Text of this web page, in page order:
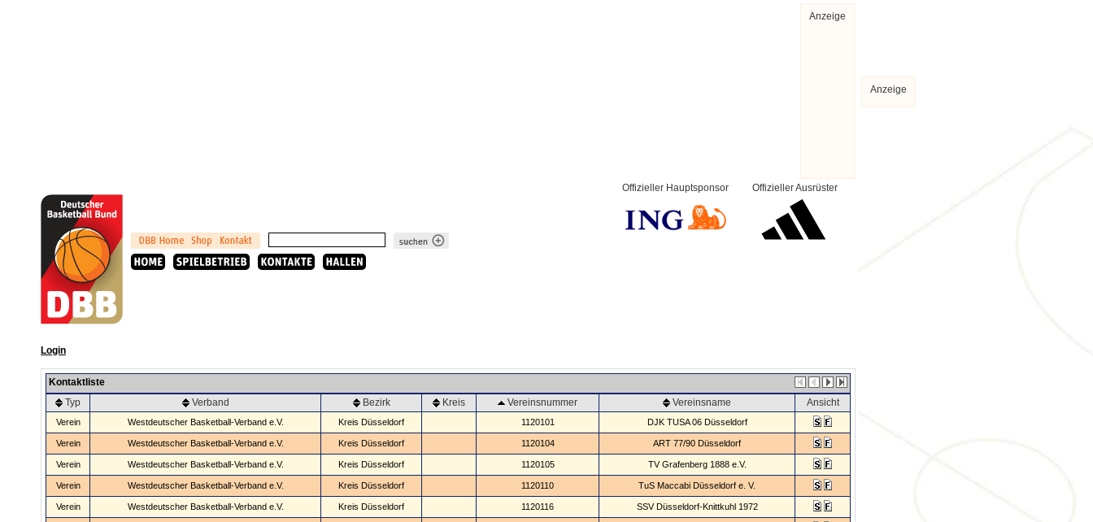
Anzeige
Offizieller Ausrüster
Offizieller Hauptsponsor
Login
Kontaktliste
Typ
Verband Bezirk Kreis Vereinsnummer Vereinsname Ansicht
Verein Westdeutscher Basketball-Verband e.V. Kreis Düsseldorf 1120101 DJK TUSA 06 Düsseldorf
Verein Westdeutscher Basketball-Verband e.V. Kreis Düsseldorf 1120104 ART 77/90 Düsseldorf
Verein Westdeutscher Basketball-Verband e.V. Kreis Düsseldorf 1120105 TV Grafenberg 1888 e.V.
Verein Westdeutscher Basketball-Verband e.V. Kreis Düsseldorf 1120110 TuS Maccabi Düsseldorf e. V.
Verein Westdeutscher Basketball-Verband e.V. Kreis Düsseldorf 1120116 SSV Düsseldorf-Knittkuhl 1972
Anzeige